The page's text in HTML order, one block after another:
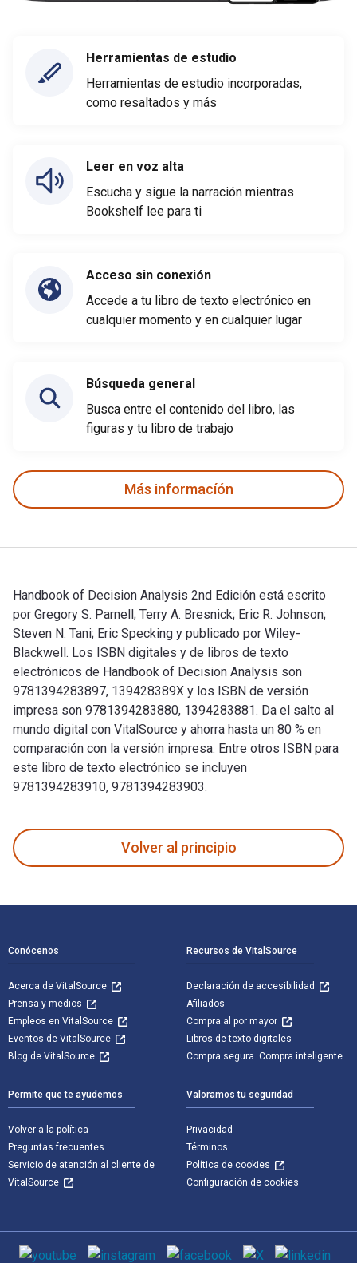
Herramientas de estudio
Herramientas de estudio incorporadas,
como resaltados y más
Leer en voz alta
Escucha y sigue la narración mientras
Bookshelf lee para ti
Acceso sin conexión
Accede a tu libro de texto electrónico en
cualquier momento y en cualquier lugar
Búsqueda general
Busca entre el contenido del libro, las
figuras y tu libro de trabajo
Más informacíón
Handbook of Decision Analysis 2nd Edición está escrito
por Gregory S. Parnell; Terry A. Bresnick; Eric R. Johnson;
Steven N. Tani; Eric Specking y publicado por Wiley-
Blackwell. Los ISBN digitales y de libros de texto
electrónicos de Handbook of Decision Analysis son
9781394283897, 139428389X y los ISBN de versión
impresa son 9781394283880, 1394283881. Da el salto al
mundo digital con VitalSource y ahorra hasta un 80 % en
comparación con la versión impresa. Entre otros ISBN para
este libro de texto electrónico se incluyen
9781394283910, 9781394283903.
Volver al principio
Conócenos
Acerca de VitalSource
Prensa y medios
Empleos en VitalSource
Eventos de VitalSource
Blog de VitalSource
Recursos de VitalSource
Declaración de accesibilidad
Afiliados
Compra al por mayor
Libros de texto digitales
Compra segura. Compra inteligente
Permite que te ayudemos
Volver a la política
Preguntas frecuentes
Servicio de atención al cliente de
VitalSource
Valoramos tu seguridad
Privacidad
Términos
Política de cookies
Configuración de cookies
Medios de comunicación social